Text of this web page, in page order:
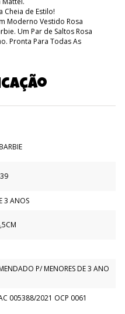
Cheia de Estilo!
Moderno Vestido Rosa
Um Par de Saltos Rosa
Pronta Para Todas As
3 ANOS
P/ MENORES DE 3 ANO
005388/2021 OCP 0061